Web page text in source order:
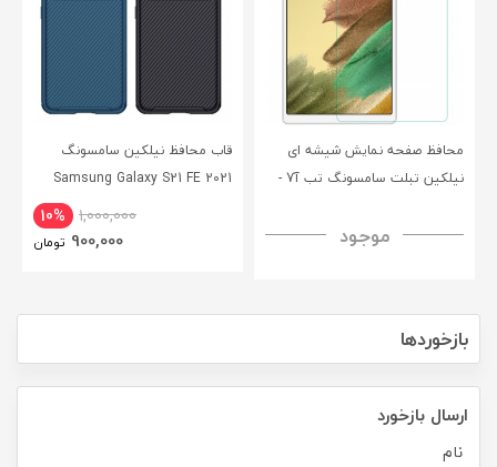
محافظ صفحه نمایش شیشه ای
نیلکین تبلت سامسونگ تب آ7 -
H+ Anti-explosion Tempered
موجود
قاب محافظ نیلکین سامسونگ
Samsung Galaxy S21 FE 2021
10% 1,000,000
900,000 تومان
بازخوردها
ارسال بازخورد
نام